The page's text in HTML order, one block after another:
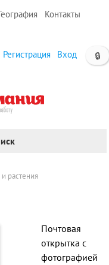
Контакты
🔒
Регистрация Вход
растения
Почтовая
открытка с
фотографией